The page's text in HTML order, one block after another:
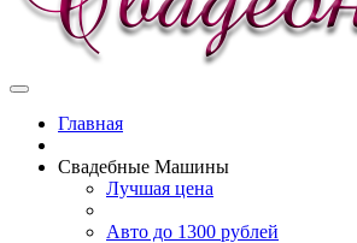
Главная
Свадебные Машины
Лучшая цена
Авто до 1300 рублей